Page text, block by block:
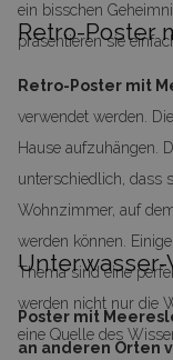
ein bisschen
präsentieren sie
Retro-Poster
Retro-Poster mit
verwendet werden.
Hause aufzuhängen.
unterschiedlich, dass
Wohnzimmer, auf
werden können.
Thema sind eine
werden nicht nur die
eine Quelle des
Poster mit
an anderen Orten